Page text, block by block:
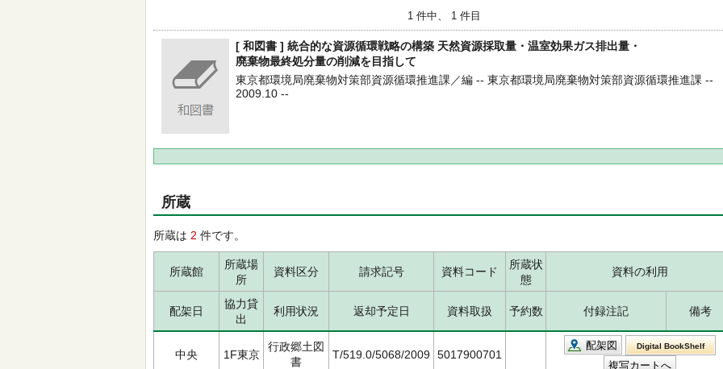
1 件中、 1 件目
[ 和図書 ] 統合的な資源循環戦略の構築 天然資源採取量・温室効果ガス排出量・
廃棄物最終処分量の削減を目指して
東京都環境局廃棄物対策部資源循環推進課／編 -- 東京都環境局廃棄物対策部資源循環推進課 --
2009.10 --
所蔵
所蔵は 2 件です。
所蔵館
所蔵場
所
資料区分 請求記号 資料コード
所蔵状
態
資料の利用
配架日
協力貸
出
利用状況 返却予定日 資料取扱 予約数 付録注記 備考
中央 1F東京
行政郷土図
書
T/519.0/5068/2009 5017900701
配架図 Digital BookShelf